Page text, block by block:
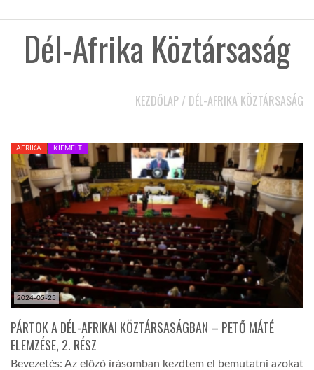
HÍR3D
TROPICALMAGAZIN
GLOBOTV
AFRIKA TUDÁSTÁR
A NAP SZÉPE
LINKTR.EE
Dél-Afrika Köztársaság
KEZDŐLAP / DÉL-AFRIKA KÖZTÁRSASÁG
2024-05-25
AFRIKA KIEMELT
PÁRTOK A DÉL-AFRIKAI KÖZTÁRSASÁGBAN – PETŐ MÁTÉ
ELEMZÉSE, 2. RÉSZ
Bevezetés: Az előző írásomban kezdtem el bemutatni azokat